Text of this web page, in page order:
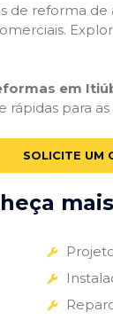
de reforma
em
para
SOLICITE UM